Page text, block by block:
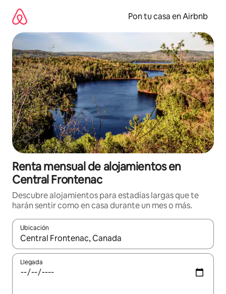
contenido
Pon tu casa en Airbnb
Renta mensual de alojamientos en
Central Frontenac
Descubre alojamientos para estadías largas que te
harán sentir como en casa durante un mes o más.
Ubicación
Cuando los resultados estén disponibles, navega con las
Llegada